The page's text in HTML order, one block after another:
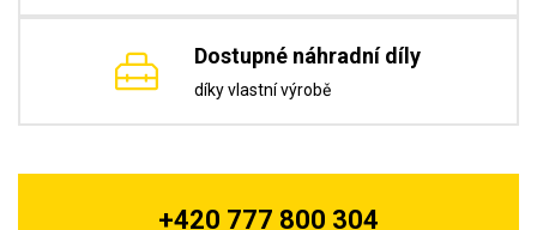
Dostupné náhradní díly
díky vlastní výrobě
+420 777 800 304